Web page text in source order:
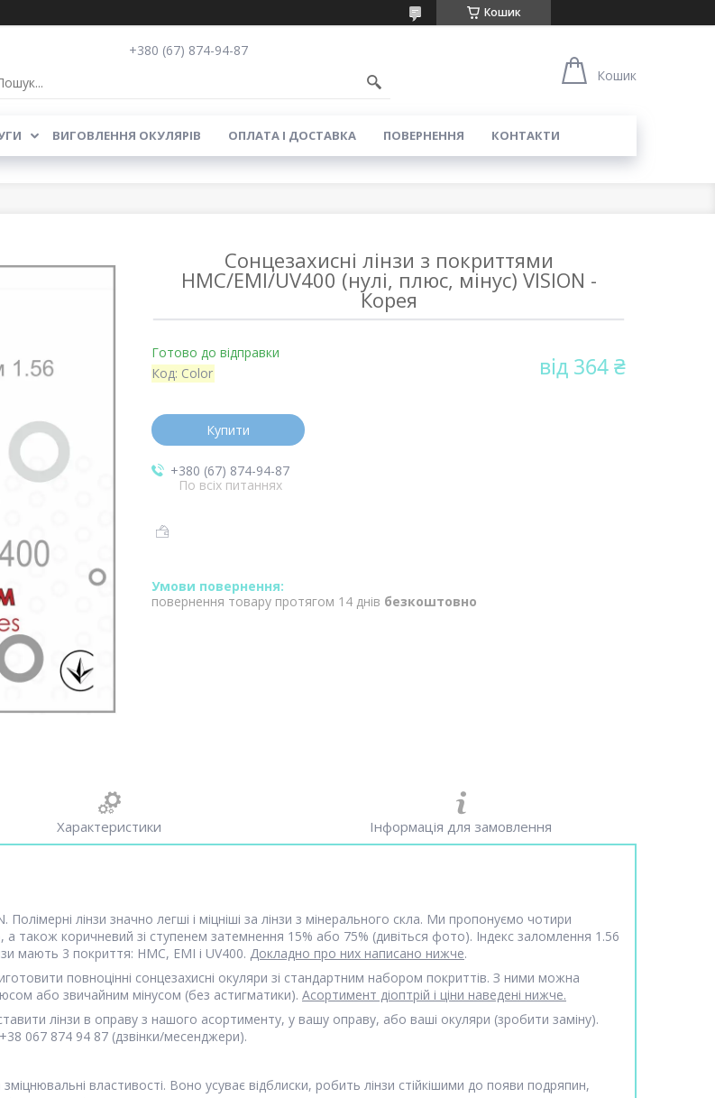
Кошик
+380 (67) 874-94-87
Кошик
ВИГОВЛЕННЯ ОКУЛЯРІВ ОПЛАТА І ДОСТАВКА ПОВЕРНЕННЯ КОНТАКТИ
Сонцезахисні лінзи з покриттями
HMC/EMI/UV400 (нулі, плюс, мінус) VISION -
Корея
Готово до відправки
Код: Color від 364 ₴
Купити
+380 (67) 874-94-87
По всіх питаннях
повернення товару протягом 14 днів безкоштовно
Характеристики Інформація для замовлення
Полімерні лінзи значно легші і міцніші за лінзи з мінерального скла. Ми пропонуємо чотири
а також коричневий зі ступенем затемнення 15% або 75% (дивіться фото). Індекс заломлення 1.56
мають 3 покриття: HMC, EMI і UV400. Докладно про них написано нижче.
повноцінні сонцезахисні окуляри зі стандартним набором покриттів. З ними можна
або звичайним мінусом (без астигматики). Асортимент діоптрій і ціни наведені нижче.
лінзи в оправу з нашого асортименту, у вашу оправу, або ваші окуляри (зробити заміну).
067 874 94 87 (дзвінки/месенджери).
властивості. Воно усуває відблиски, робить лінзи стійкішими до появи подряпин,